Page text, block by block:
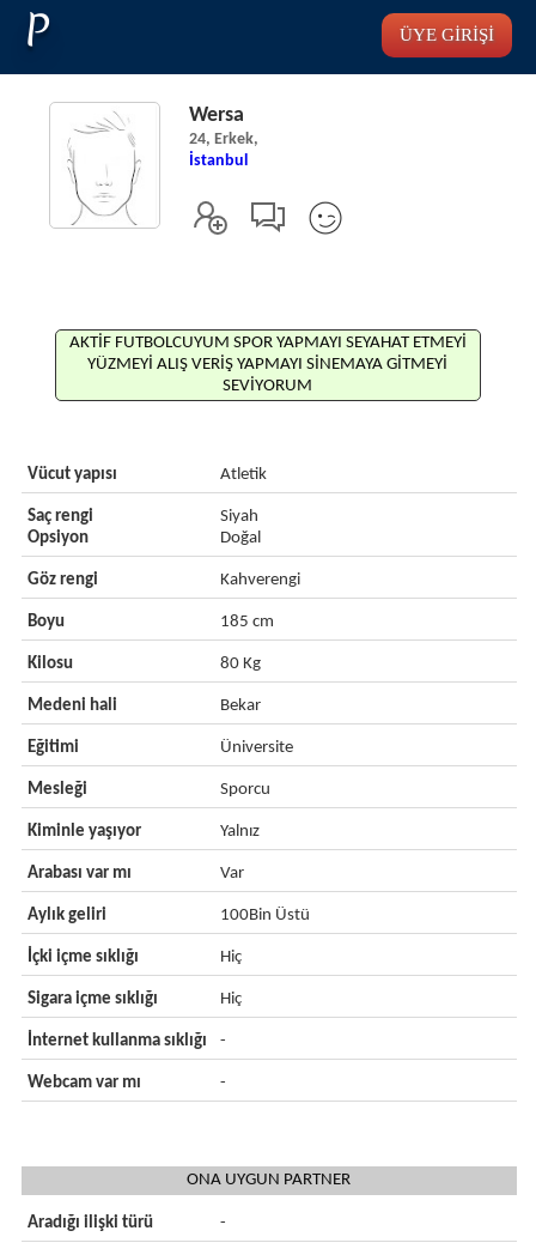
P ÜYE GİRİŞİ
Wersa
24, Erkek,
İstanbul
AKTİF FUTBOLCUYUM SPOR YAPMAYI SEYAHAT ETMEYİ
YÜZMEYİ ALIŞ VERİŞ YAPMAYI SİNEMAYA GİTMEYİ
SEVİYORUM
Vücut yapısı Atletik
Saç rengi
Opsiyon
Siyah
Doğal
Göz rengi Kahverengi
Boyu 185 cm
Kilosu 80 Kg
Medeni hali Bekar
Eğitimi Üniversite
Mesleği Sporcu
Kiminle yaşıyor Yalnız
Arabası var mı Var
Aylık geliri 100Bin Üstü
İçki içme sıklığı Hiç
Sigara içme sıklığı Hiç
İnternet kullanma sıklığı -
Webcam var mı -
ONA UYGUN PARTNER
Aradığı ilişki türü -